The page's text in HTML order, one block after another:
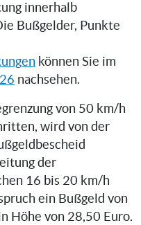
innerhalb
Bußgelder, Punkte
können Sie im
nachsehen.
von 50 km/h
wird von der
der
16 bis 20 km/h
ein Bußgeld von
Höhe von 28,50 Euro.